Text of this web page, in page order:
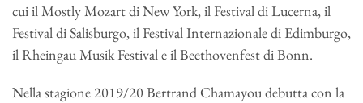
cui il Mostly Mozart di New York, il Festival di Lucerna, il
Festival di Salisburgo, il Festival Internazionale di Edimburgo,
il Rheingau Musik Festival e il Beethovenfest di Bonn.
Nella stagione 2019/20 Bertrand Chamayou debutta con la